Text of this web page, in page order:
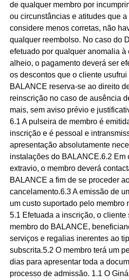
de qualquer membro por
ou circunstâncias e atitudes que
considere menos corretas, não
qualquer reembolso. No caso do
efetuado por qualquer anomalia
alheio, o pagamento deverá ser
os descontos que o cliente usufrui
BALANCE reserva-se ao direito
reinscrição no caso de ausência
mais, sem aviso prévio e
6.1 A pulseira de membro é
inscrição e é pessoal e
apresentação absolutamente
instalações do BALANCE.6.2 Em
extravio, o membro deverá
BALANCE a fim de se proceder
cancelamento.6.3 A emissão de
um custo suportado pelo membro
5.1 Efetuada a inscrição, o cliente
membro do BALANCE,
serviços e regalias inerentes ao
subscrita.5.2 O membro terá um
dias para apresentar toda a
processo de admissão. 1.1 O